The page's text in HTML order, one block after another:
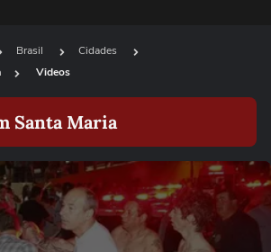
Brasil
Cidades
Videos
Santa Maria